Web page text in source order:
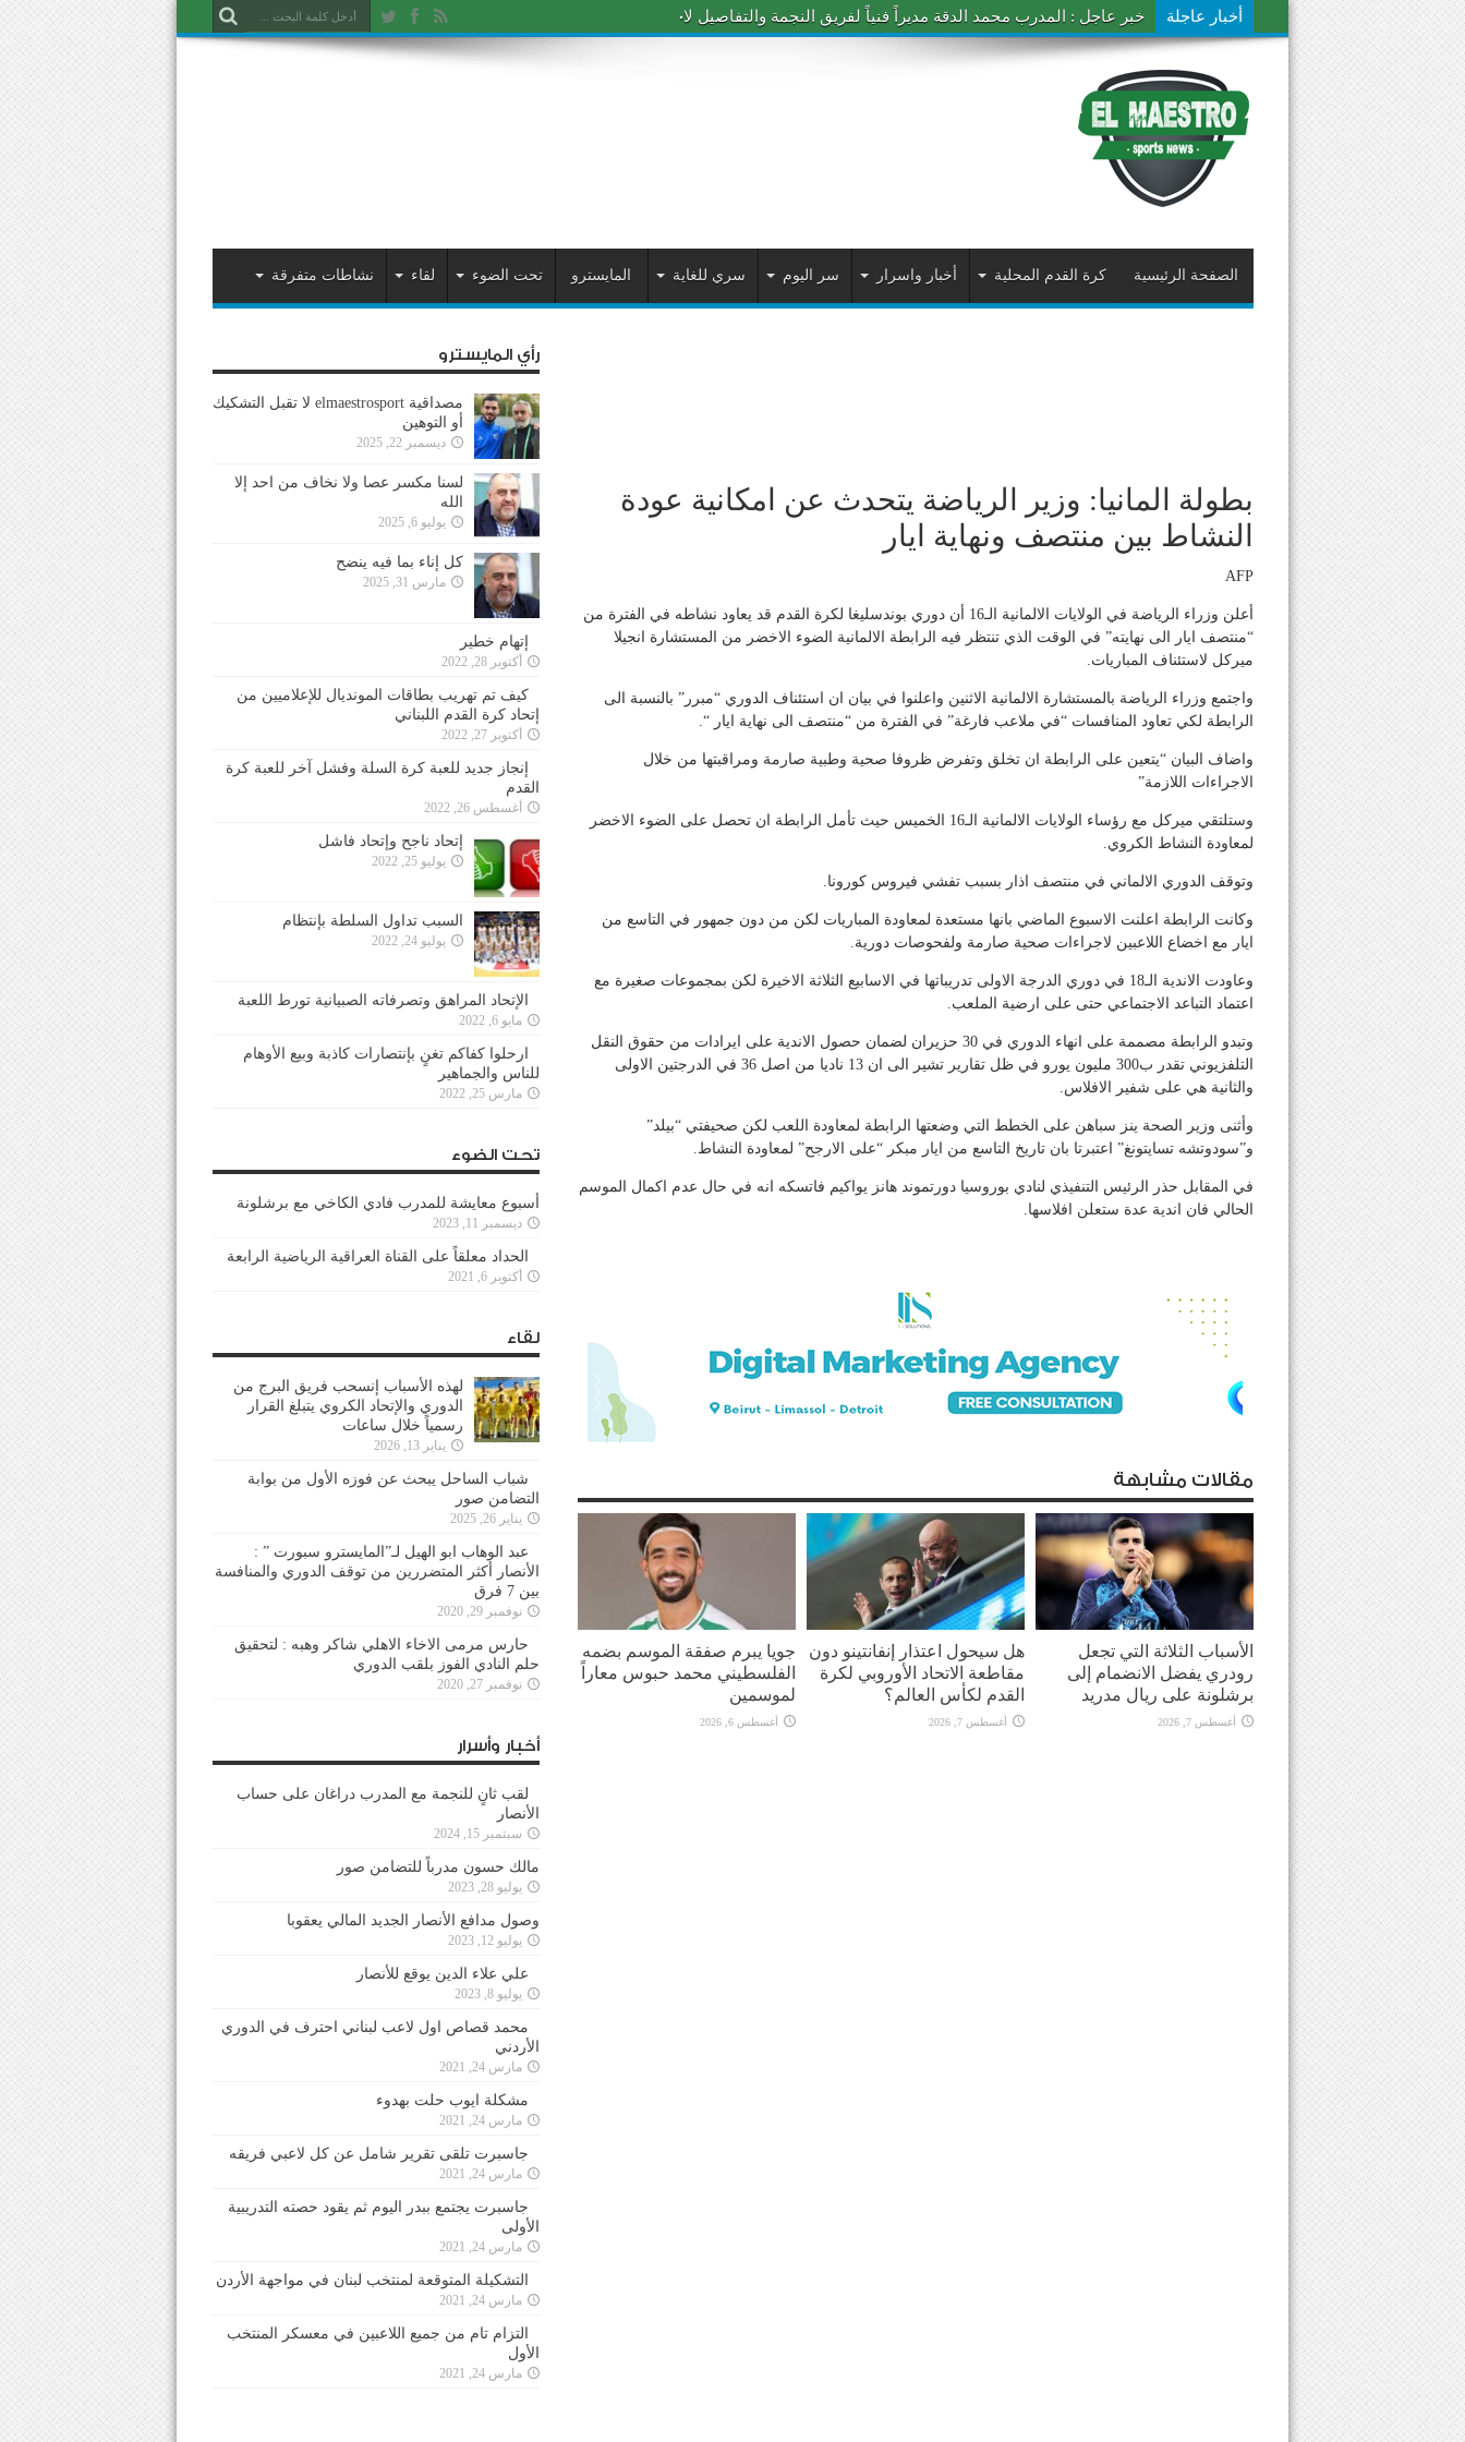
أخبار عاجلة خبر عاجل : المدرب محمد الدقة مديراً فنياً لفريق النجمة والتفاصيل لاحقاً
الصفحة الرئيسية كرة القدم المحلية أخبار واسرار سر اليوم سري للغاية المايسترو تحت الضوء لقاء نشاطات متفرقة
بطولة المانيا: وزير الرياضة يتحدث عن امكانية عودة
النشاط بين منتصف ونهاية ايار
AFP
أعلن وزراء الرياضة في الولايات الالمانية الـ16 أن دوري بوندسليغا لكرة القدم قد يعاود نشاطه في الفترة من
“منتصف ايار الى نهايته” في الوقت الذي تنتظر فيه الرابطة الالمانية الضوء الاخضر من المستشارة انجيلا
ميركل لاستئناف المباريات.
واجتمع وزراء الرياضة بالمستشارة الالمانية الاثنين واعلنوا في بيان ان استئناف الدوري “مبرر” بالنسبة الى
الرابطة لكي تعاود المنافسات “في ملاعب فارغة” في الفترة من “منتصف الى نهاية ايار “.
واضاف البيان “يتعين على الرابطة ان تخلق وتفرض ظروفا صحية وطبية صارمة ومراقبتها من خلال
الاجراءات اللازمة”
وستلتقي ميركل مع رؤساء الولايات الالمانية الـ16 الخميس حيث تأمل الرابطة ان تحصل على الضوء الاخضر
لمعاودة النشاط الكروي.
وتوقف الدوري الالماني في منتصف اذار بسبب تفشي فيروس كورونا.
وكانت الرابطة اعلنت الاسبوع الماضي بانها مستعدة لمعاودة المباريات لكن من دون جمهور في التاسع من
ايار مع اخضاع اللاعبين لاجراءات صحية صارمة ولفحوصات دورية.
وعاودت الاندية الـ18 في دوري الدرجة الاولى تدريباتها في الاسابيع الثلاثة الاخيرة لكن بمجموعات صغيرة مع
اعتماد التباعد الاجتماعي حتى على ارضية الملعب.
وتبدو الرابطة مصممة على انهاء الدوري في 30 حزيران لضمان حصول الاندية على ايرادات من حقوق النقل
التلفزيوني تقدر ب300 مليون يورو في ظل تقارير تشير الى ان 13 ناديا من اصل 36 في الدرجتين الاولى
والثانية هي على شفير الافلاس.
وأثنى وزير الصحة ينز سباهن على الخطط التي وضعتها الرابطة لمعاودة اللعب لكن صحيفتي “بيلد”
و”سودوتشه تسايتونغ” اعتبرتا بان تاريخ التاسع من ايار مبكر “على الارجح” لمعاودة النشاط.
في المقابل حذر الرئيس التنفيذي لنادي بوروسيا دورتموند هانز يواكيم فاتسكه انه في حال عدم اكمال الموسم
الحالي فان اندية عدة ستعلن افلاسها.
مقالات مشابهة
الأسباب الثلاثة التي تجعل
رودري يفضل الانضمام إلى
برشلونة على ريال مدريد
أغسطس 7, 2026
هل سيحول اعتذار إنفانتينو دون
مقاطعة الاتحاد الأوروبي لكرة
القدم لكأس العالم؟
أغسطس 7, 2026
جويا يبرم صفقة الموسم بضمه
الفلسطيني محمد حبوس معاراً
لموسمين
أغسطس 6, 2026
رأي المايسترو
مصداقية elmaestrosport لا تقبل التشكيك
أو التوهين
ديسمبر 22, 2025
لسنا مكسر عصا ولا نخاف من احد إلا
الله
يوليو 6, 2025
كل إناء بما فيه ينضح
مارس 31, 2025
إتهام خطير
أكتوبر 28, 2022
كيف تم تهريب بطاقات المونديال للإعلاميين من
إتحاد كرة القدم اللبناني
أكتوبر 27, 2022
إنجاز جديد للعبة كرة السلة وفشل آخر للعبة كرة
القدم
أغسطس 26, 2022
إتحاد ناجح وإتحاد فاشل
يوليو 25, 2022
السبب تداول السلطة بإنتظام
يوليو 24, 2022
الإتحاد المراهق وتصرفاته الصبيانية تورط اللعبة
مايو 6, 2022
ارحلوا كفاكم تغنٍ بإنتصارات كاذبة وبيع الأوهام
للناس والجماهير
مارس 25, 2022
تحت الضوء
أسبوع معايشة للمدرب فادي الكاخي مع برشلونة
ديسمبر 11, 2023
الحداد معلقاً على القناة العراقية الرياضية الرابعة
أكتوبر 6, 2021
لقاء
لهذه الأسباب إنسحب فريق البرج من
الدوري والإتحاد الكروي يتبلغ القرار
رسمياً خلال ساعات
يناير 13, 2026
شباب الساحل يبحث عن فوزه الأول من بوابة
التضامن صور
يناير 26, 2025
عبد الوهاب ابو الهيل لـ”المايسترو سبورت ” :
الأنصار أكثر المتضررين من توقف الدوري والمنافسة
بين 7 فرق
نوفمبر 29, 2020
حارس مرمى الاخاء الاهلي شاكر وهبه : لتحقيق
حلم النادي الفوز بلقب الدوري
نوفمبر 27, 2020
أخبار وأسرار
لقب ثانٍ للنجمة مع المدرب دراغان على حساب
الأنصار
سبتمبر 15, 2024
مالك حسون مدرباً للتضامن صور
يوليو 28, 2023
وصول مدافع الأنصار الجديد المالي يعقوبا
يوليو 12, 2023
علي علاء الدين يوقع للأنصار
يوليو 8, 2023
محمد قصاص اول لاعب لبناني احترف في الدوري
الأردني
مارس 24, 2021
مشكلة ايوب حلت بهدوء
مارس 24, 2021
جاسبرت تلقى تقرير شامل عن كل لاعبي فريقه
مارس 24, 2021
جاسبرت يجتمع ببدر اليوم ثم يقود حصته التدريبية
الأولى
مارس 24, 2021
التشكيلة المتوقعة لمنتخب لبنان في مواجهة الأردن
مارس 24, 2021
التزام تام من جميع اللاعبين في معسكر المنتخب
الأول
مارس 24, 2021